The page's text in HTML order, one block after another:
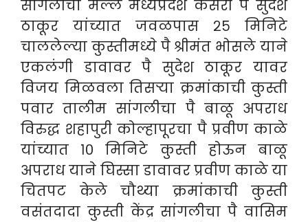
सांगलीचा मल्ल मध्यप्रदेश केसरी पै सुदेश
ठाकूर यांच्यात जवळपास २५ मिनिटे
चाललेल्या कुस्तीमध्ये पै श्रीमंत भोसले याने
एकलंगी डावावर पै सुदेश ठाकूर यावर
विजय मिळवला तिसऱ्या क्रमांकाची कुस्ती
पवार तालीम सांगलीचा पै बाळू अपराध
विरुद्ध शहापुरी कोल्हापूरचा पै प्रवीण काळे
यांच्यात १० मिनिटे कुस्ती होऊन बाळू
अपराध याने घिस्सा डावावर प्रवीण काळे या
चितपट केले चौथ्या क्रमांकाची कुस्ती
वसंतदादा कुस्ती केंद्र सांगलीचा पै वासिम